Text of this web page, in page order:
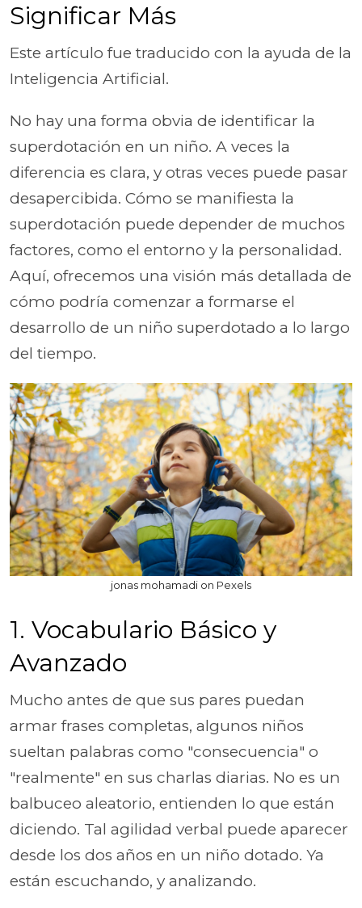
Significar Más
Este artículo fue traducido con la ayuda de la
Inteligencia Artificial.
No hay una forma obvia de identificar la
superdotación en un niño. A veces la
diferencia es clara, y otras veces puede pasar
desapercibida. Cómo se manifiesta la
superdotación puede depender de muchos
factores, como el entorno y la personalidad.
Aquí, ofrecemos una visión más detallada de
cómo podría comenzar a formarse el
desarrollo de un niño superdotado a lo largo
del tiempo.
jonas mohamadi on Pexels
1. Vocabulario Básico y
Avanzado
Mucho antes de que sus pares puedan
armar frases completas, algunos niños
sueltan palabras como "consecuencia" o
"realmente" en sus charlas diarias. No es un
balbuceo aleatorio, entienden lo que están
diciendo. Tal agilidad verbal puede aparecer
desde los dos años en un niño dotado. Ya
están escuchando, y analizando.